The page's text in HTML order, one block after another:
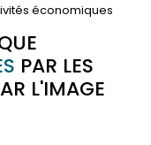
économiques
PAR LES
L'IMAGE